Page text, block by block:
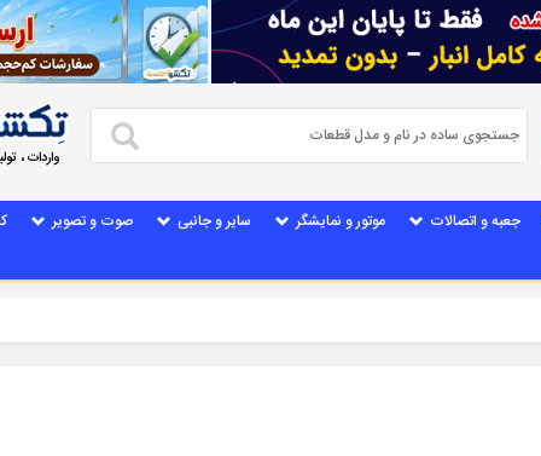
واردات ،
جعبه و اتصالات موتور و نمایشگر سایر و جانبی صوت و تصویر